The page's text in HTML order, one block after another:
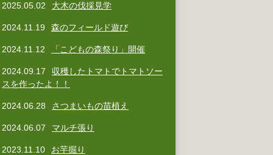
2025.05.02 大木の伐採見学
2024.11.19 森のフィールド遊び
2024.11.12 「こどもの森祭り」開催
2024.09.17
収穫したトマトでトマトソー
スを作ったよ！！
2024.06.28 さつまいもの苗植え
2024.06.07 マルチ張り
2023.11.10 お芋掘り